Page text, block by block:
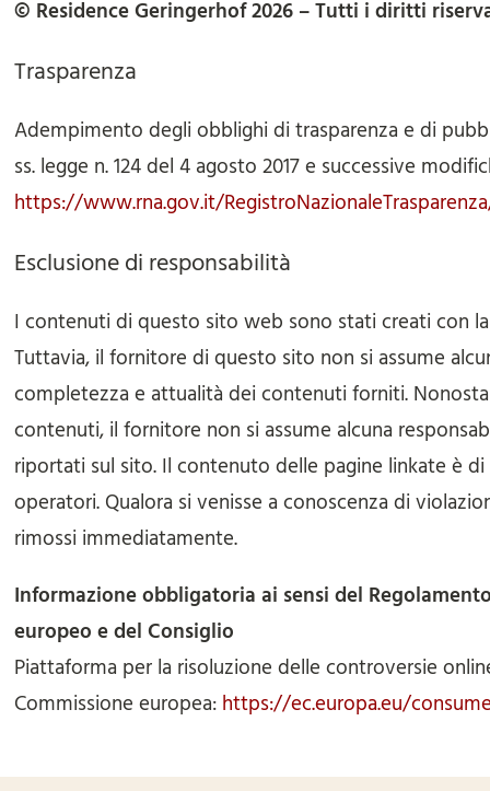
© Residence Geringerhof 2026 – Tutti i diritti
Trasparenza
Adempimento degli obblighi di trasparenza e di
ss. legge n. 124 del 4 agosto 2017 e successive
https://www.rna.gov.it/
Esclusione di responsabilità
I contenuti di questo sito web sono stati creati con la
Tuttavia, il fornitore di questo sito non si assume
completezza e attualità dei contenuti forniti.
contenuti, il fornitore non si assume alcuna
riportati sul sito. Il contenuto delle pagine linkate è
operatori. Qualora si venisse a conoscenza di
rimossi immediatamente.
Informazione obbligatoria ai sensi del
europeo e del Consiglio
Piattaforma per la risoluzione delle controversie
Commissione europea: https://ec.europa.eu/